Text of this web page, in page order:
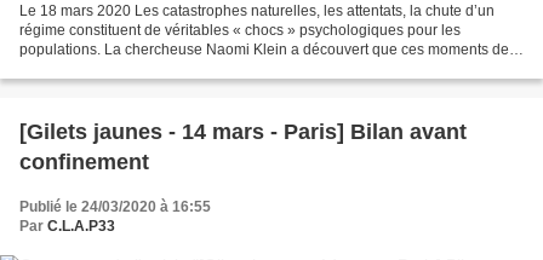
Le 18 mars 2020 Les catastrophes naturelles, les attentats, la chute d’un
régime constituent de véritables « chocs » psychologiques pour les
populations. La chercheuse Naomi Klein a découvert que ces moments de
[Gilets jaunes - 14 mars - Paris] Bilan avant
confinement
Publié le 24/03/2020 à 16:55
Par C.L.A.P33